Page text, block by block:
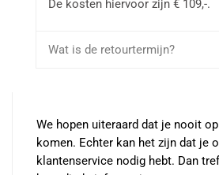
De kosten hiervoor zijn € 109,-.
Wat is de retourtermijn?
We hopen uiteraard dat je nooit
komen. Echter kan het zijn dat je
klantenservice nodig hebt. Dan